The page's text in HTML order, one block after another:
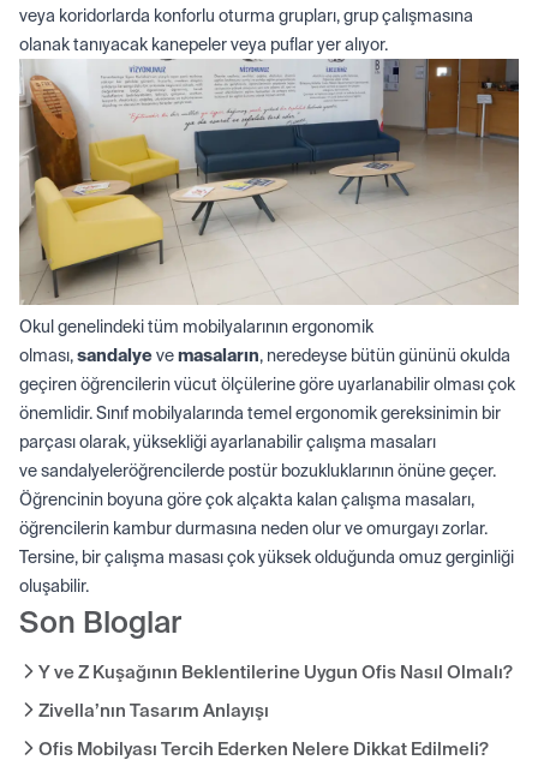
veya koridorlarda konforlu oturma grupları, grup çalışmasına
olanak tanıyacak kanepelerveya puflaryer alıyor.
Okul genelindeki tüm mobilyalarının ergonomik
olması,sandalyevemasaların, neredeyse bütün gününü okulda
geçiren öğrencilerin vücut ölçülerine göre uyarlanabilir olması çok
önemlidir. Sınıf mobilyalarında temel ergonomik gereksinimin bir
parçası olarak, yüksekliği ayarlanabilir çalışma masaları
vesandalyeleröğrencilerde postür bozukluklarının önüne geçer.
Öğrencinin boyuna göre çok alçakta kalan çalışma masaları,
öğrencilerin kambur durmasına neden olur ve omurgayı zorlar.
Tersine, bir çalışma masası çok yüksek olduğunda omuz gerginliği
oluşabilir.
Son Bloglar
Y ve Z Kuşağının Beklentilerine Uygun Ofis Nasıl Olmalı?
Zivella’nın Tasarım Anlayışı
Ofis Mobilyası Tercih Ederken Nelere Dikkat Edilmeli?